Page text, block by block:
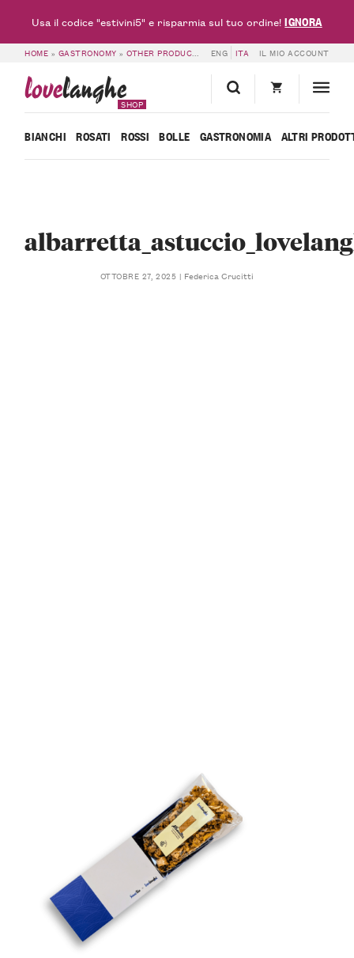
HOME » GASTRONOMY »OTHER PRODUCTS »ALBARRETTA – ENERGY BAR –
ENG ITA IL MIO ACCOUNT
lovelanghe
SHOP
BIANCHI ROSATI ROSSI BOLLE GASTRONOMIA ALTRI
OTTOBRE 27, 2025 Federica Crucitti
Usa il codice "estivini5" e risparmia sul tuo ordine!IGNORA